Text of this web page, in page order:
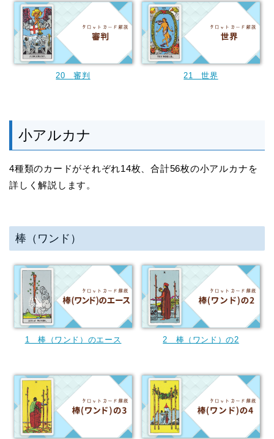
20審判 21世界
小アルカナ
4種類のカードがそれぞれ14枚、合計56枚の小アルカナを
詳しく解説します。
棒（ワンド）
1 棒（ワンド）のエース 2 棒（ワンド）の2